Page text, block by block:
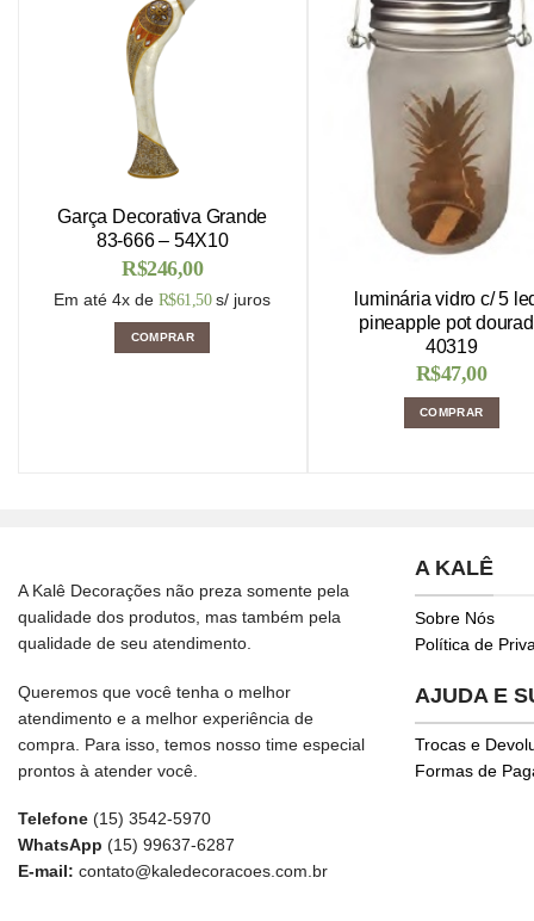
Garça Decorativa Grande
83-666 – 54X10
R$246,00
Em até 4x de R$61,50 s/ juros
COMPRAR
luminária vidro c/ 5
pineapple pot
40319
R$47,00
COMPRAR
A Kalê Decorações não preza somente pela
qualidade dos produtos, mas também pela
qualidade de seu atendimento.
Queremos que você tenha o melhor
atendimento e a melhor experiência de
compra. Para isso, temos nosso time especial
prontos à atender você.
Telefone (15) 3542-5970
WhatsApp (15) 99637-6287
E-mail: contato@kaledecoracoes.com.br
A KALÊ
Sobre Nós
Política de
AJUDA E
Trocas e
Formas de